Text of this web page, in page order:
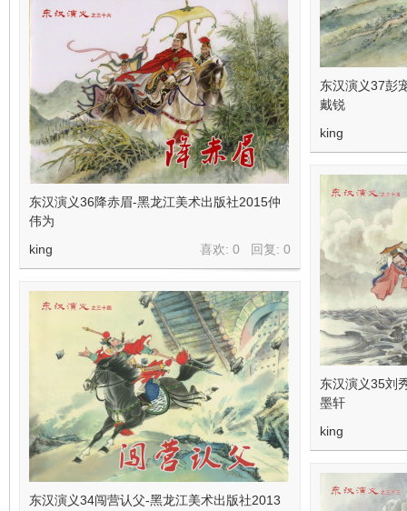
东汉演义37彭
戴锐
king
东汉演义36降赤眉-黑龙江美术出版社2015仲
伟为
喜欢: 0 回复: 0
king
东汉演义35刘
墨轩
king
东汉演义34闯营认父-黑龙江美术出版社2013